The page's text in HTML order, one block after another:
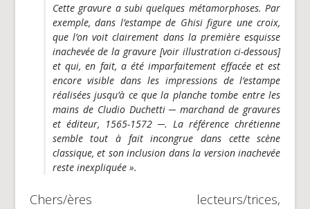
Cette gravure a subi quelques métamorphoses. Par
exemple, dans l’estampe de Ghisi figure une croix,
que l’on voit clairement dans la première esquisse
inachevée de la gravure [voir illustration ci-dessous]
et qui, en fait, a été imparfaitement effacée et est
encore visible dans les impressions de l’estampe
réalisées jusqu’à ce que la planche tombe entre les
mains de Cludio Duchetti ─ marchand de gravures
et éditeur, 1565-1572 ─. La référence chrétienne
semble tout à fait incongrue dans cette scène
classique, et son inclusion dans la version inachevée
reste inexpliquée ».
Chers/ères lecteurs/trices,